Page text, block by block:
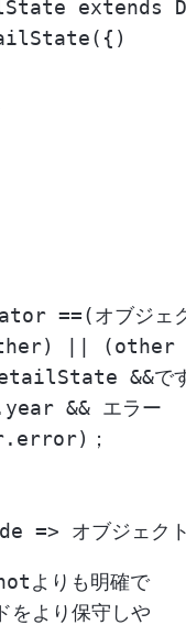
extends
==(オブジ
||
&&で
&& エラー
；
よりも明確で
をより保守しや